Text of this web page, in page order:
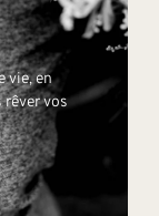
vie, en
rêver vos